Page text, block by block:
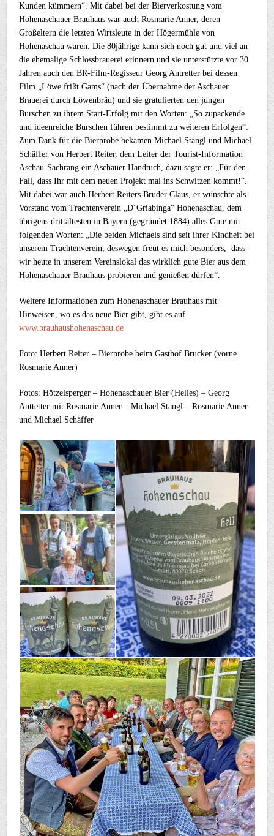
Kunden kümmern“. Mit dabei bei der Bierverkostung vom
Hohenaschauer Brauhaus war auch Rosmarie Anner, deren
Großeltern die letzten Wirtsleute in der Högermühle von
Hohenaschau waren. Die 80jährige kann sich noch gut und viel an
die ehemalige Schlossbrauerei erinnern und sie unterstützte vor 30
Jahren auch den BR-Film-Regisseur Georg Antretter bei dessen
Film „Löwe frißt Gams“ (nach der Übernahme der Aschauer
Brauerei durch Löwenbräu) und sie gratulierten den jungen
Burschen zu ihrem Start-Erfolg mit den Worten: „So zupackende
und ideenreiche Burschen führen bestimmt zu weiteren Erfolgen“.
Zum Dank für die Bierprobe bekamen Michael Stangl und Michael
Schäffer von Herbert Reiter, dem Leiter der Tourist-Information
Aschau-Sachrang ein Aschauer Handtuch, dazu sagte er: „Für den
Fall, dass Ihr mit dem neuen Projekt mal ins Schwitzen kommt!“.
Mit dabei war auch Herbert Reiters Bruder Claus, er wünschte als
Vorstand vom Trachtenverein „D´Griabinga“ Hohenaschau, dem
übrigens drittältesten in Bayern (gegründet 1884) alles Gute mit
folgenden Worten: „Die beiden Michaels sind seit ihrer Kindheit bei
unserem Trachtenverein, deswegen freut es mich besonders, dass
wir heute in unserem Vereinslokal das wirklich gute Bier aus dem
Hohenaschauer Brauhaus probieren und genießen dürfen“.
Weitere Informationen zum Hohenaschauer Brauhaus mit
Hinweisen, wo es das neue Bier gibt, gibt es auf
www.brauhaushohenaschau.de
Foto: Herbert Reiter – Bierprobe beim Gasthof Brucker (vorne
Rosmarie Anner)
Fotos: Hötzelsperger – Hohenaschauer Bier (Helles) – Georg
Anttetter mit Rosmarie Anner – Michael Stangl – Rosmarie Anner
und Michael Schäffer